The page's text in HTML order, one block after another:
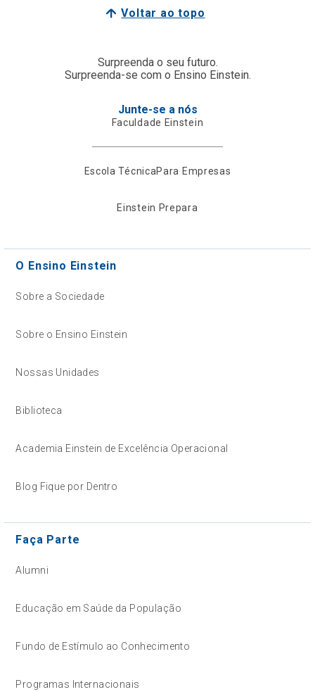
Voltar ao topo
Surpreenda o seu futuro.
Surpreenda-se com o Ensino Einstein.
Junte-se a nós
Faculdade Einstein
Escola TécnicaPara Empresas
Einstein Prepara
O Ensino Einstein
Sobre a Sociedade
Sobre o Ensino Einstein
Nossas Unidades
Biblioteca
Academia Einstein de Excelência Operacional
Blog Fique por Dentro
Faça Parte
Alumni
Educação em Saúde da População
Fundo de Estímulo ao Conhecimento
Programas Internacionais